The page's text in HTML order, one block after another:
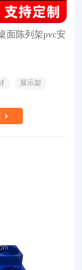
面陈列架pvc安
展示架